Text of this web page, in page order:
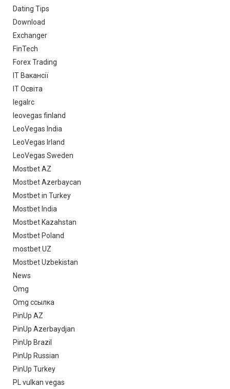
Dating Tips
Download
Exchanger
FinTech
Forex Trading
IT Вакансії
IT Освіта
legalrc
leovegas finland
LeoVegas India
LeoVegas Irland
LeoVegas Sweden
Mostbet AZ
Mostbet Azerbaycan
Mostbet in Turkey
Mostbet India
Mostbet Kazahstan
Mostbet Poland
mostbet UZ
Mostbet Uzbekistan
News
Omg
Omg ссылка
PinUp AZ
PinUp Azerbaydjan
PinUp Brazil
PinUp Russian
PinUp Turkey
PL vulkan vegas